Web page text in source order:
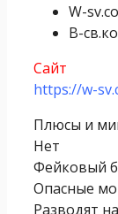
W-
В-
Сайт
https://w-
Плюсы и
Нет
Фейковый
Опасные
Разводят